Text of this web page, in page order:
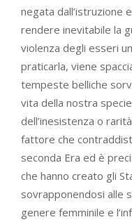
negata dall’istruzione
rendere inevitabile la
violenza degli esseri
praticarla, viene
tempeste belliche
vita della nostra
dell’inesistenza o
fattore che
seconda Era ed è
che hanno creato gli
sovrapponendosi alle
genere femminile e